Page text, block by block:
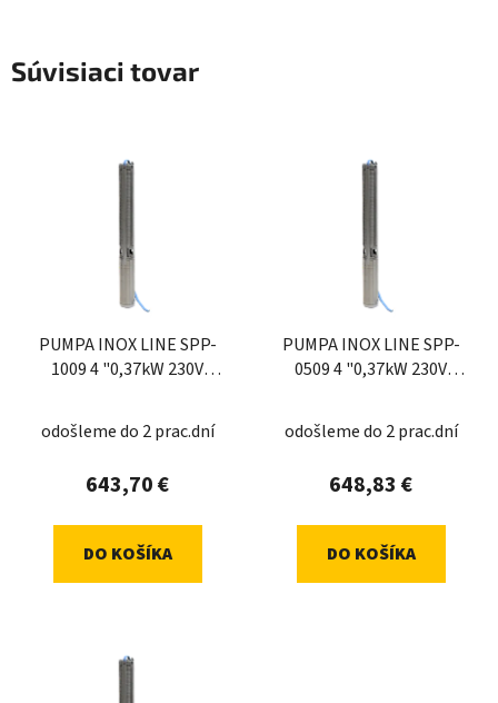
Súvisiaci tovar
PUMPA INOX LINE SPP-
1009 4 "0,37kW 230V
odošleme do 2 prac.dní
643,70 €
DO KOŠÍKA
PUMPA INOX LINE SPP-
0509 4 "0,37kW 230V
odošleme do 2 prac.dní
648,83 €
DO KOŠÍKA